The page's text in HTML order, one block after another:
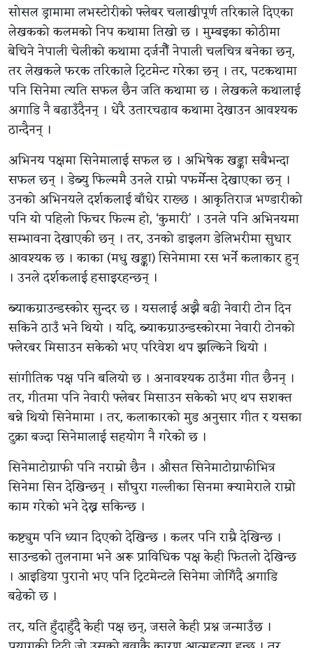
सोसल ड्रामामा लभस्टोरीको फ्लेबर चलाखीपूर्ण तरिकाले दिएका
लेखकको कलमको निप कथामा तिखो छ । मुम्बइका कोठीमा
बेचिने नेपाली चेलीको कथामा दर्जनौँ नेपाली चलचित्र बनेका छन्,
तर लेखकले फरक तरिकाले ट्रिटमेन्ट गरेका छन् । तर, पटकथामा
पनि सिनेमा त्यति सफल छैन जति कथामा छ । लेखकले कथालाई
अगाडि नै बढाउँदैनन् । धेरै उतारचढाव कथामा देखाउन आवश्यक
ठान्दैनन् ।
अभिनय पक्षमा सिनेमालाई सफल छ । अभिषेक खड्का सबैभन्दा
सफल छन् । डेब्यु फिल्ममै उनले राम्रो पफर्मेन्स देखाएका छन् ।
उनको अभिनयले दर्शकलाई बाँधेर राख्छ । आकृतिराज भण्डारीको
पनि यो पहिलो फिचर फिल्म हो, ‘कुमारी’ । उनले पनि अभिनयमा
सम्भावना देखाएकी छन् । तर, उनको डाइलग डेलिभरीमा सुधार
आवश्यक छ । काका (मधु खड्का) सिनेमामा रस भर्ने कलाकार हुन्
। उनले दर्शकलाई हसाइरहन्छन् ।
ब्याकग्राउन्डस्कोर सुन्दर छ । यसलाई अझै बढी नेवारी टोन दिन
सकिने ठाउँ भने थियो । यदि, ब्याकग्राउन्डस्कोरमा नेवारी टोनको
फ्लेरबर मिसाउन सकेको भए परिवेश थप झल्किने थियो ।
सांगीतिक पक्ष पनि बलियो छ । अनावश्यक ठाउँमा गीत छैनन् ।
तर, गीतमा पनि नेवारी फ्लेबर मिसाउन सकेको भए थप सशक्त
बन्ने थियो सिनेमामा । तर, कलाकारको मुड अनुसार गीत र यसका
टुक्रा बज्दा सिनेमालाई सहयोग नै गरेको छ ।
सिनेमाटोग्राफी पनि नराम्रो छैन । औसत सिनेमाटोग्राफीभित्र
सिनेमा सिन देखिन्छन् । साँघुरा गल्लीका सिनमा क्यामेराले राम्रो
काम गरेको भने देख्न सकिन्छ ।
कष्ट्युम पनि ध्यान दिएको देखिन्छ । कलर पनि राम्रै देखिन्छ ।
साउन्डको तुलनामा भने अरू प्राविधिक पक्ष केही फितलो देखिन्छ
। आइडिया पुरानो भए पनि ट्रिटमेन्टले सिनेमा जोगिँदै अगाडि
बढेको छ ।
तर, यति हुँदाहुँदै केही पक्ष छन्, जसले केही प्रश्न जन्माउँछ ।